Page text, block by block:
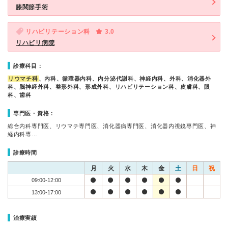
膝関節手術
リハビリテーション科
3.0
リハビリ病院
診療科目：
リウマチ科 、内科、循環器内科、内分泌代謝科、神経内科、外科、消化器外
科、脳神経外科、整形外科、形成外科、リハビリテーション科、皮膚科、眼
科、歯科
専門医・資格：
総合内科専門医、リウマチ専門医、消化器病専門医、消化器内視鏡専門医、神
経内科専…
診療時間
月 火 水 木 金 土 日 祝
09:00-12:00
13:00-17:00
治療実績